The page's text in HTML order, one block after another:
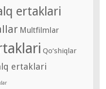
ertaklari
Multfilmlar
Qo‘shiqlar
ertaklari